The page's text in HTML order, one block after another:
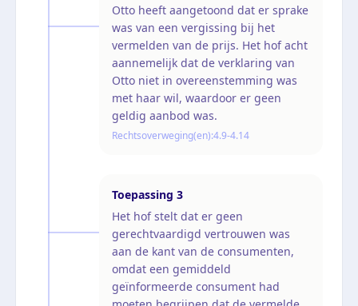
Otto heeft aangetoond dat er sprake
was van een vergissing bij het
vermelden van de prijs. Het hof acht
aannemelijk dat de verklaring van
Otto niet in overeenstemming was
met haar wil, waardoor er geen
geldig aanbod was.
Rechtsoverweging(en):4.9-4.14
Toepassing 3
Het hof stelt dat er geen
gerechtvaardigd vertrouwen was
aan de kant van de consumenten,
omdat een gemiddeld
geïnformeerde consument had